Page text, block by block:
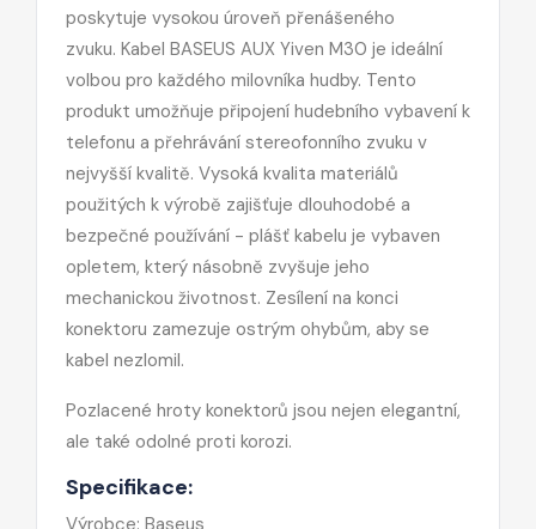
poskytuje vysokou úroveň přenášeného
zvuku. Kabel BASEUS AUX Yiven M30 je ideální
volbou pro každého milovníka hudby. Tento
produkt umožňuje připojení hudebního vybavení k
telefonu a přehrávání stereofonního zvuku v
nejvyšší kvalitě. Vysoká kvalita materiálů
použitých k výrobě zajišťuje dlouhodobé a
bezpečné používání - plášť kabelu je vybaven
opletem, který násobně zvyšuje jeho
mechanickou životnost. Zesílení na konci
konektoru zamezuje ostrým ohybům, aby se
kabel nezlomil.
Pozlacené hroty konektorů jsou nejen elegantní,
ale také odolné proti korozi.
Specifikace:
Výrobce: Baseus